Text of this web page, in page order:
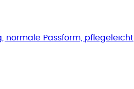
normale Passform, pflegeleicht